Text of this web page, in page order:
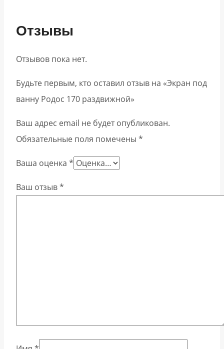
Отзывы
Отзывов пока нет.
Будьте первым, кто оставил отзыв на «Экран под
ванну Родос 170 раздвижной»
Ваш адрес email не будет опубликован.
Обязательные поля помечены *
Ваша оценка *
Ваш отзыв*